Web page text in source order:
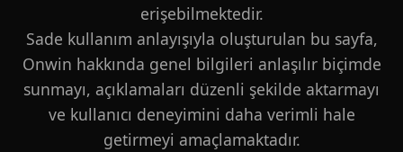
erişebilmektedir.
Sade kullanım anlayışıyla oluşturulan bu sayfa,
Onwin hakkında genel bilgileri anlaşılır biçimde
sunmayı, açıklamaları düzenli şekilde aktarmayı
ve kullanıcı deneyimini daha verimli hale
getirmeyi amaçlamaktadır.